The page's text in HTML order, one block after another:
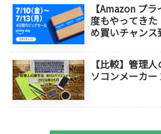
【Amazon プ
度もやってき
め買いチャンス
【比較】管理
ソコンメーカー